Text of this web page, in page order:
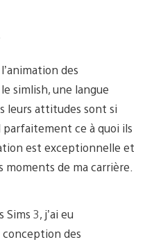
des
simlish, une langue
leurs attitudes sont si
parfaitement ce à quoi ils
est exceptionnelle et
moments de ma carrière.
3, j’ai eu
des